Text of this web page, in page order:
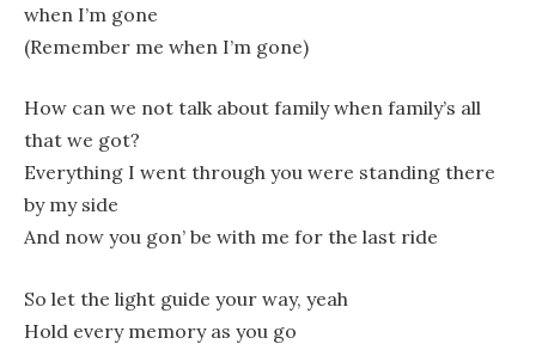
when I’m gone
(Remember me when I’m gone)
How can we not talk about family when family’s all
that we got?
Everything I went through you were standing there
by my side
And now you gon’ be with me for the last ride
So let the light guide your way, yeah
Hold every memory as you go